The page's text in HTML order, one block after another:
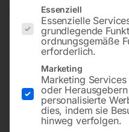
(ohne Drehknopf)
24,00
inkl. MwSt. zzgl.Versandkosten
Lieferzeit:ca. 2 - 3 Tage
Es folgt eine Liste der
Essenziell
Essenzielle
grundlegende
ordnungsgemäße
erforderlich.
Marketing
Marketing
oder
personalisierte
dies, indem sie
hinweg verfolgen.